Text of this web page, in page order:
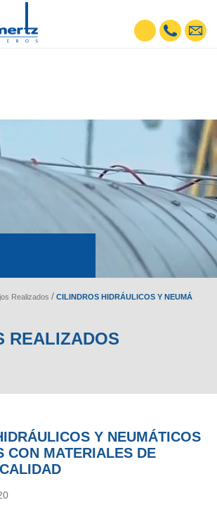
Realizados CILINDROS HIDRÁULICOS Y NEUMÁTICOS FABRICADOS CON MATERIALES DE EXCELENTE CALIDAD
REALIZADOS
Y NEUMÁTICOS
CON MATERIALES DE